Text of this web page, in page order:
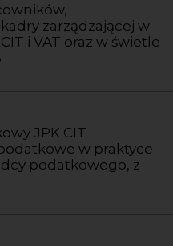
zarządzającej w
i VAT oraz w świetle
JPK CIT
w praktyce
podatkowego, z